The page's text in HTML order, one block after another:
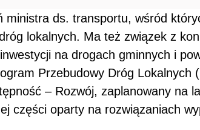
ministra ds. transportu, wśród
lokalnych. Ma też związek z
na drogach gminnych i
Przebudowy Dróg Lokalnych
– Rozwój, zaplanowany na
części oparty na rozwiązaniach